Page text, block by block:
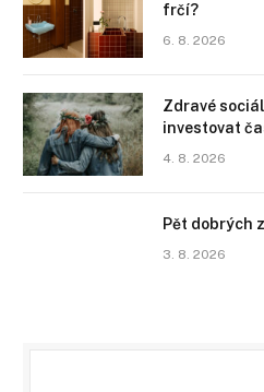
frčí?
6. 8. 2026
Zdravé
investovat
4. 8. 2026
Pět dobrých
3. 8. 2026